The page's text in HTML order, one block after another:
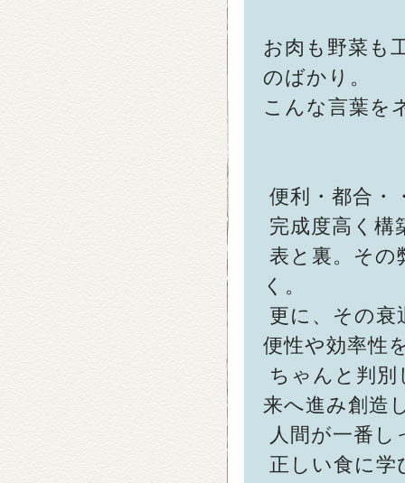
お肉も野菜も
のばかり。
こんな言葉を
便利・都合・
完成度高く構
表と裏。その
く。
更に、その衰
便性や効率性
ちゃんと判
来へ進み創造
人間が一番
正しい食に学